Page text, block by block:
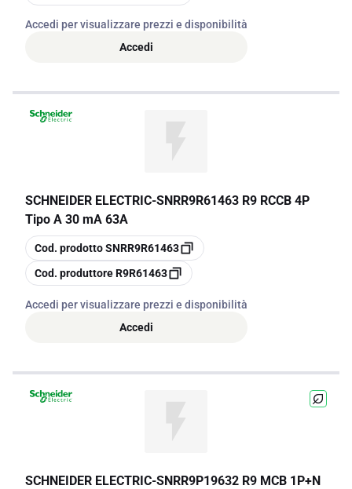
Accedi per visualizzare prezzi e disponibilità
Accedi
SCHNEIDER ELECTRIC-SNRR9R61463 R9 RCCB 4P
Tipo A 30 mA 63A
copia
Cod. prodottoSNRR9R61463
copia
Cod. produttoreR9R61463
Accedi per visualizzare prezzi e disponibilità
Accedi
SCHNEIDER ELECTRIC-SNRR9P19632 R9 MCB 1P+N